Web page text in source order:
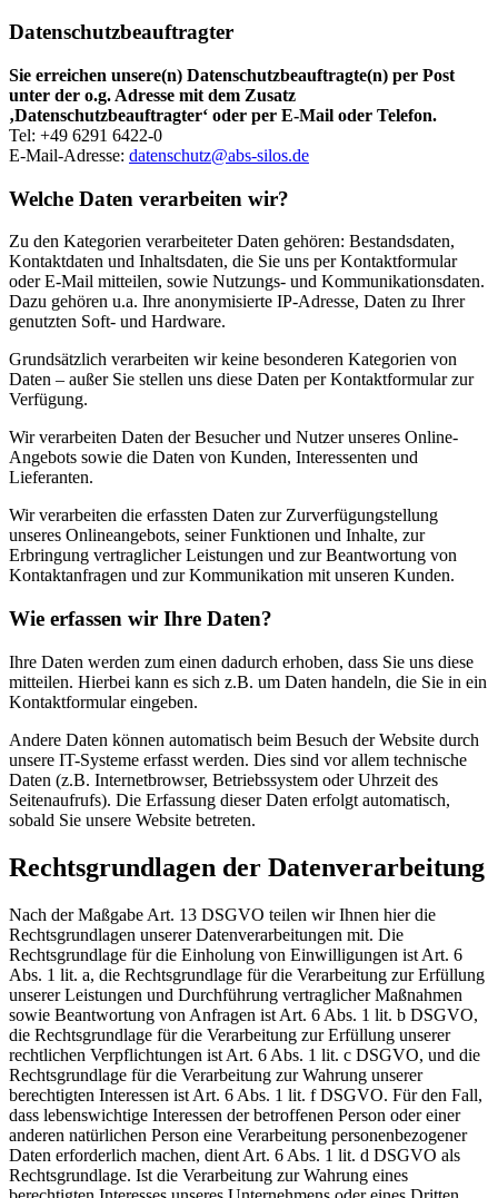
Datenschutzbeauftragter
Sie erreichen unsere(n) Datenschutzbeauftragte(n) per Post
unter der o.g. Adresse mit dem Zusatz
‚Datenschutzbeauftragter‘ oder per E-Mail oder Telefon.
Tel: +49 6291 6422-0
E-Mail-Adresse: datenschutz@abs-silos.de
Welche Daten verarbeiten wir?
Zu den Kategorien verarbeiteter Daten gehören: Bestandsdaten,
Kontaktdaten und Inhaltsdaten, die Sie uns per Kontaktformular
oder E-Mail mitteilen, sowie Nutzungs- und Kommunikationsdaten.
Dazu gehören u.a. Ihre anonymisierte IP-Adresse, Daten zu Ihrer
genutzten Soft- und Hardware.
Grundsätzlich verarbeiten wir keine besonderen Kategorien von
Daten – außer Sie stellen uns diese Daten per Kontaktformular zur
Verfügung.
Wir verarbeiten Daten der Besucher und Nutzer unseres Online-
Angebots sowie die Daten von Kunden, Interessenten und
Lieferanten.
Wir verarbeiten die erfassten Daten zur Zurverfügungstellung
unseres Onlineangebots, seiner Funktionen und Inhalte, zur
Erbringung vertraglicher Leistungen und zur Beantwortung von
Kontaktanfragen und zur Kommunikation mit unseren Kunden.
Wie erfassen wir Ihre Daten?
Ihre Daten werden zum einen dadurch erhoben, dass Sie uns diese
mitteilen. Hierbei kann es sich z.B. um Daten handeln, die Sie in ein
Kontaktformular eingeben.
Andere Daten können automatisch beim Besuch der Website durch
unsere IT-Systeme erfasst werden. Dies sind vor allem technische
Daten (z.B. Internetbrowser, Betriebssystem oder Uhrzeit des
Seitenaufrufs). Die Erfassung dieser Daten erfolgt automatisch,
sobald Sie unsere Website betreten.
Rechtsgrundlagen der Datenverarbeitung
Nach der Maßgabe Art. 13 DSGVO teilen wir Ihnen hier die
Rechtsgrundlagen unserer Datenverarbeitungen mit. Die
Rechtsgrundlage für die Einholung von Einwilligungen ist Art. 6
Abs. 1 lit. a, die Rechtsgrundlage für die Verarbeitung zur Erfüllung
unserer Leistungen und Durchführung vertraglicher Maßnahmen
sowie Beantwortung von Anfragen ist Art. 6 Abs. 1 lit. b DSGVO,
die Rechtsgrundlage für die Verarbeitung zur Erfüllung unserer
rechtlichen Verpflichtungen ist Art. 6 Abs. 1 lit. c DSGVO, und die
Rechtsgrundlage für die Verarbeitung zur Wahrung unserer
berechtigten Interessen ist Art. 6 Abs. 1 lit. f DSGVO. Für den Fall,
dass lebenswichtige Interessen der betroffenen Person oder einer
anderen natürlichen Person eine Verarbeitung personenbezogener
Daten erforderlich machen, dient Art. 6 Abs. 1 lit. d DSGVO als
Rechtsgrundlage. Ist die Verarbeitung zur Wahrung eines